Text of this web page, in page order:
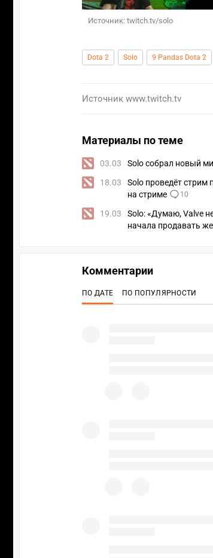
Источник: twitch.tv/solo
Dota 2 Solo 9 Pandas Dota 2
Источник www.twitch.tv
Материалы по теме
03.03 Solo собрал новый
18.03
Solo проведёт стрим
на стриме
10
19.03
Solo: «Думаю, Valve
начала продавать
Комментарии
ПО ДАТЕ ПО ПОПУЛЯРНОСТИ